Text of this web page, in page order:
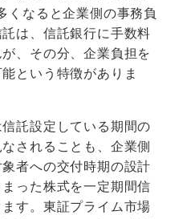
くなると企業側の事務負
は、信託銀行に手数料
、その分、企業負担を
という特徴がありま
託設定している期間の
されることも、企業側
者への交付時期の設計
った株式を一定期間信
す。東証プライム市場